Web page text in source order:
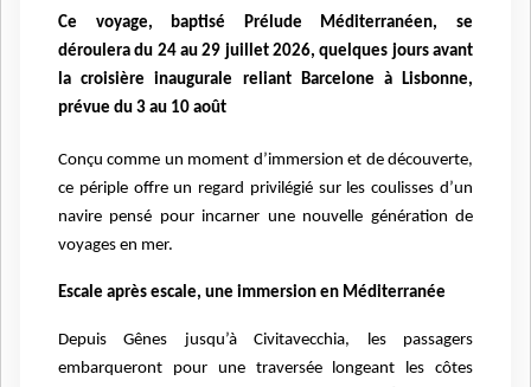
Ce voyage, baptisé Prélude Méditerranéen, se
déroulera du 24 au 29 juillet 2026, quelques jours avant
la croisière inaugurale reliant Barcelone à Lisbonne,
prévue du 3 au 10 août
Conçu comme un moment d’immersion et de découverte,
ce périple offre un regard privilégié sur les coulisses d’un
navire pensé pour incarner une nouvelle génération de
voyages en mer.
Escale après escale, une immersion en Méditerranée
Depuis Gênes jusqu’à Civitavecchia, les passagers
embarqueront pour une traversée longeant les côtes